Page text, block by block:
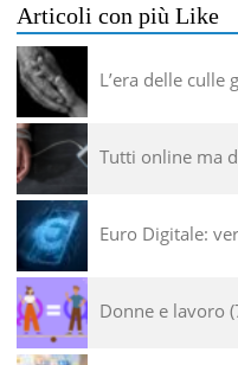
Articoli con più Like
L’era delle culle
Tutti online ma
Euro Digitale:
Donne e lavoro